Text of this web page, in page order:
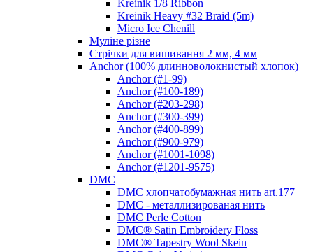
Kreinik 1/8 Ribbon
Kreinik Heavy #32 Braid (5m)
Micro Ice Chenill
Муліне різне
Стрічки для вишивання 2 мм, 4 мм
Anchor (100% длинноволокнистый хлопок)
Anchor (#1-99)
Anchor (#100-189)
Anchor (#203-298)
Anchor (#300-399)
Anchor (#400-899)
Anchor (#900-979)
Anchor (#1001-1098)
Anchor (#1201-9575)
DMC
DMC хлопчатобумажная нить art.177
DMC - металлизированая нить
DMC Perle Cotton
DMC® Satin Embroidery Floss
DMC® Tapestry Wool Skein